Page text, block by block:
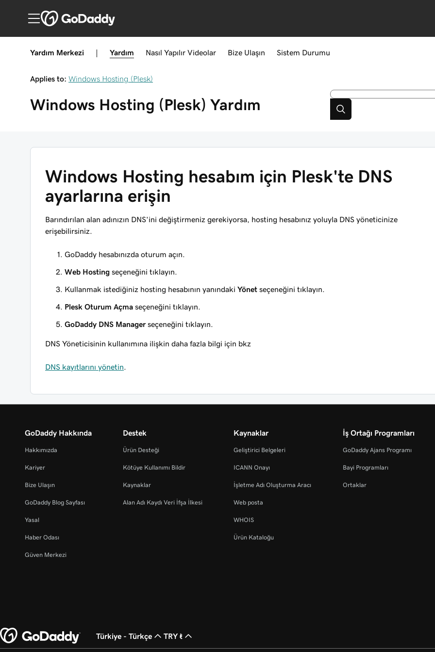
Yardım Merkezi Yardım Nasıl Yapılır Videolar Bize Ulaşın Sistem Durumu
Applies to: Windows Hosting (Plesk)
Windows Hosting (Plesk) Yardım
Windows Hosting hesabım için Plesk'te DNS
ayarlarına erişin
Barındırılan alan adınızın DNS'ini değiştirmeniz gerekiyorsa, hosting hesabınız yoluyla DNS yöneticinize
erişebilirsiniz.
GoDaddy hesabınızda oturum açın.
Web Hosting seçeneğini tıklayın.
Kullanmak istediğiniz hosting hesabının yanındaki Yönet seçeneğini tıklayın.
Plesk Oturum Açma seçeneğini tıklayın.
GoDaddy DNS Manager seçeneğini tıklayın.
DNS Yöneticisinin kullanımına ilişkin daha fazla bilgi için bkz
DNS kayıtlarını yönetin
GoDaddy Hakkında
Hakkımızda
Kariyer
Bize Ulaşın
GoDaddy Blog Sayfası
Yasal
Haber Odası
Güven Merkezi
Destek
Ürün Desteği
Kötüye Kullanımı Bildir
Kaynaklar
Alan Adı Kaydı Veri İfşa İlkesi
Kaynaklar
Geliştirici Belgeleri
ICANN Onayı
İşletme Adı Oluşturma Aracı
Web posta
WHOIS
Ürün Kataloğu
İş Ortağı Programları
GoDaddy Ajans Programı
Bayi Programları
Ortaklar
Türkiye - Türkçe TRY ₺